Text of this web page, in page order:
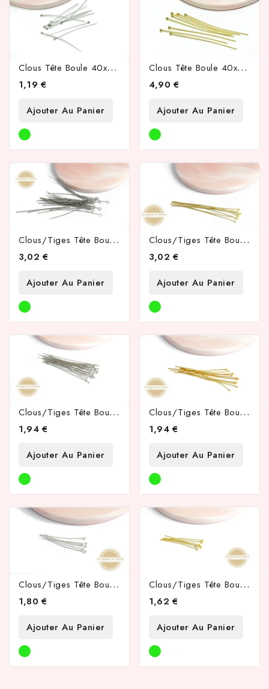
C
Lous Tête Boule 40x 0.6mm En Acier Inoxydable 304 Couleur Acier
1,19 €
Ajouter Au Panier
C
Lous Tête Boule 40x 0.6mm En Acier Inoxydable 304 Plaqué Or 24k
4,90 €
Ajouter Au Panier
C
Lous/tiges Tête Boucle 60x0.8mm En Laiton Argent
3,02 €
Ajouter Au Panier
C
Lous/tiges Tête Boule 70x0.6mm En Laiton Doré
3,02 €
Ajouter Au Panier
C
Lous/tiges Tête Boule 50x0.6mm En Laiton Argent
1,94 €
Ajouter Au Panier
C
Lous/tiges Tête Boule 50x0.6mm En Laiton Doré
1,94 €
Ajouter Au Panier
C
Lous/tiges Tête Boule 32x0.5mm En Laiton Argent
1,80 €
Ajouter Au Panier
C
Lous/tiges Tête Boule 32x0.5mm En Laiton Doré
1,62 €
Ajouter Au Panier